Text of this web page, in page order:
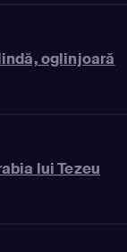
oglinjoară
lui Tezeu